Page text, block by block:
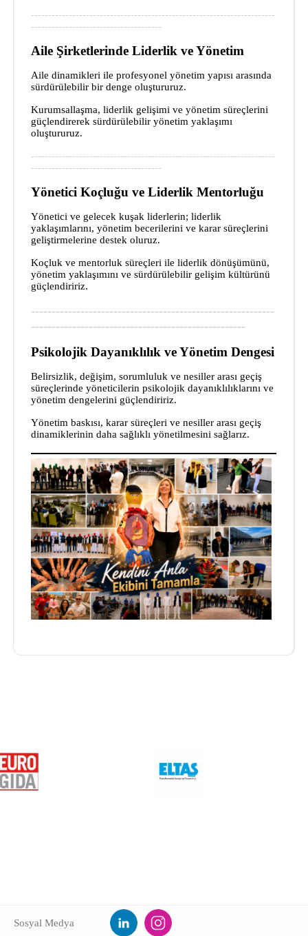
-----------------------------------------------------------------------
--------------------------------------
Aile Şirketlerinde Liderlik ve Yönetim
Aile dinamikleri ile profesyonel yönetim yapısı arasında
sürdürülebilir bir denge oluştururuz.
Kurumsallaşma, liderlik gelişimi ve yönetim süreçlerini
güçlendirerek sürdürülebilir yönetim yaklaşımı
oluştururuz.
-----------------------------------------------------------------------
--------------------------------------
Yönetici Koçluğu ve Liderlik Mentorluğu
Yönetici ve gelecek kuşak liderlerin; liderlik
yaklaşımlarını, yönetim becerilerini ve karar süreçlerini
geliştirmelerine destek oluruz.
Koçluk ve mentorluk süreçleri ile liderlik dönüşümünü,
yönetim yaklaşımını ve sürdürülebilir gelişim kültürünü
güçlendiririz.
-----------------------------------------------------------
----------------------------------------------------
Psikolojik Dayanıklılık ve Yönetim Dengesi
Belirsizlik, değişim, sorumluluk ve nesiller arası geçiş
süreçlerinde yöneticilerin psikolojik dayanıklılıklarını ve
yönetim dengelerini güçlendiririz.
Yönetim baskısı, karar süreçleri ve nesiller arası geçiş
dinamiklerinin daha sağlıklı yönetilmesini sağlarız.
Sosyal Medya